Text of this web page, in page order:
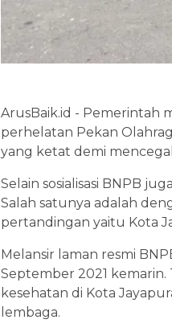
ArusBaik.id - Pemerintah
perhelatan Pekan
yang ketat demi
Selain sosialisasi BNPB
Salah satunya adalah
pertandingan yaitu Kota
Melansir laman resmi
September 2021 kemarin.
kesehatan di Kota
lembaga.